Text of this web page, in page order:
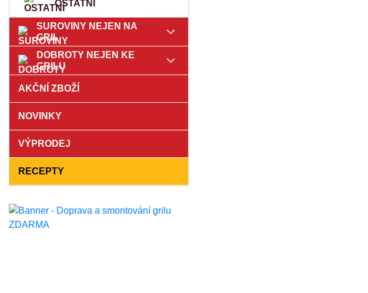
OSTATNÍ
SUROVINY NEJEN NA
GRIL
DOBROTY NEJEN KE
GRILU
AKČNÍ ZBOŽÍ
NOVINKY
VÝPRODEJ
RECEPTY